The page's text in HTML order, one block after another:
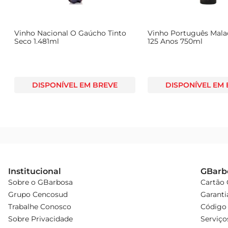
Vinho Nacional O Gaúcho Tinto
Seco 1.481ml
DISPONÍVEL EM BREVE
Vinho Português
125 Anos 750ml
DISPONÍVEL EM
Institucional
Sobre o GBarbosa
Grupo Cencosud
Trabalhe Conosco
Sobre Privacidade
Cartão
Código